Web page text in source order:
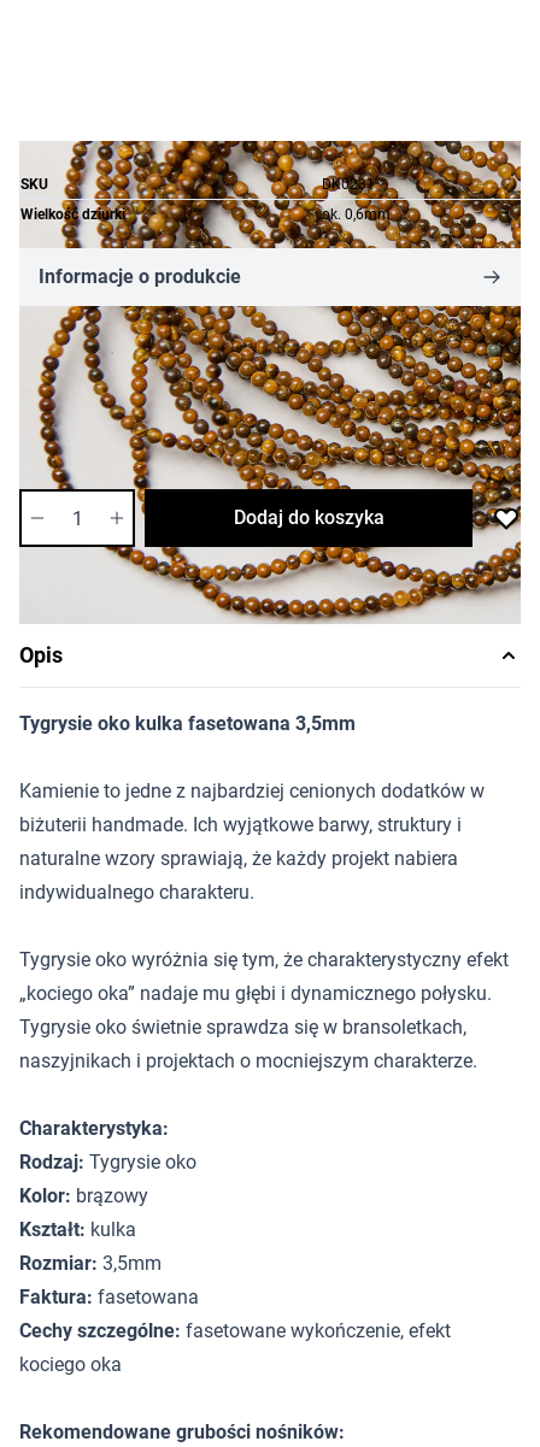
SKU
DK0231
Wielkość dziurki
ok. 0,6mm
Informacje o produkcie
22,14 zł
Cena za sznur
Długość sznura: ok. 40cm
Dostępność:średnia
Dodaj do koszyka
Opis
Tygrysie oko kulka fasetowana 3,5mm
Kamienie to jedne z najbardziej cenionych dodatków w
biżuterii handmade. Ich wyjątkowe barwy, struktury i
naturalne wzory sprawiają, że każdy projekt nabiera
indywidualnego charakteru.
Tygrysie oko wyróżnia się tym, że charakterystyczny efekt
„kociego oka” nadaje mu głębi i dynamicznego połysku.
Tygrysie oko świetnie sprawdza się w bransoletkach,
naszyjnikach i projektach o mocniejszym charakterze.
Charakterystyka:
Rodzaj: Tygrysie oko
Kolor: brązowy
Kształt: kulka
Rozmiar: 3,5mm
Faktura: fasetowana
Cechy szczególne: fasetowane wykończenie, efekt
kociego oka
Rekomendowane grubości nośników: